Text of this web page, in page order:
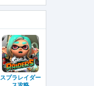
スプラレイダー